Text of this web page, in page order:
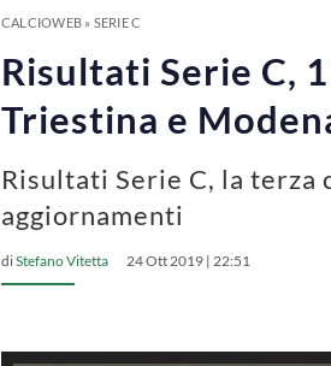
CALCIOWEB» SERIE C
Risultati Serie C,
Triestina e
Risultati Serie C, la
aggiornamenti
diStefano Vitetta 24 Ott 2019 | 22:51